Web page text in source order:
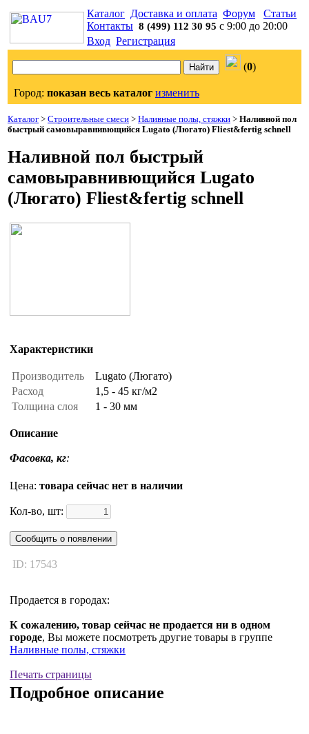
Каталог Доставка и оплата Форум
Статьи
Контакты 8 (499) 112 30 95 с 9:00 до 20:00
Вход Регистрация
(0)
Город: показан весь каталог изменить
Каталог > Строительные смеси > Наливные полы, стяжки > Наливной пол
быстрый самовыравнивющийся Lugato (Люгато) Fliest&fertig schnell
Наливной пол быстрый
самовыравнивющийся Lugato
(Люгато) Fliest&fertig schnell
Характеристики
Производитель
Lugato (Люгато)
Расход
1,5 - 45 кг/м2
Толщина слоя
1 - 30 мм
Описание
Фасовка, кг:
Цена: товара сейчас нет в наличии
Кол-во, шт:
Сообщить о появлении
ID: 17543
Продается в городах:
К сожалению, товар сейчас не продается ни в одном
городе, Вы можете посмотреть другие товары в группе
Наливные полы, стяжки
Печать страницы
Подробное описание